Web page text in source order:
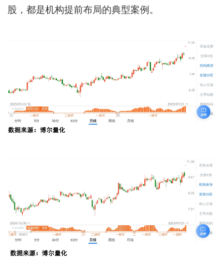
股，都是机构提前布局的典型案例。